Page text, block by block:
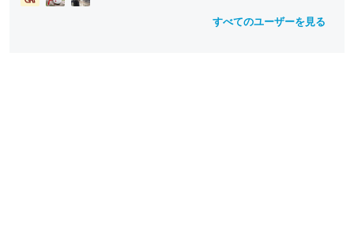
すべてのユーザーを見る